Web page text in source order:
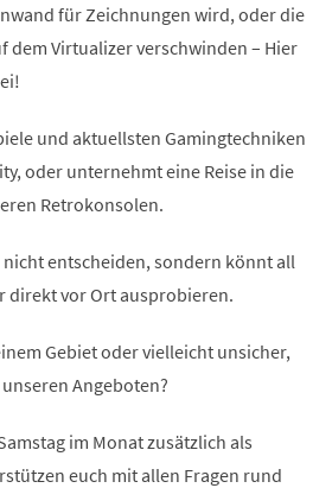
für Zeichnungen wird, oder die
dem Virtualizer verschwinden – Hier
und aktuellsten Gamingtechniken
oder unternehmt eine Reise in die
Retrokonsolen.
nicht entscheiden, sondern könnt all
direkt vor Ort ausprobieren.
Gebiet oder vielleicht unsicher,
Angeboten?
im Monat zusätzlich als
euch mit allen Fragen rund